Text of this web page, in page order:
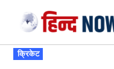
content
POSTED
IN
क्रिकेट